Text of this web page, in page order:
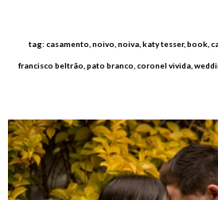
tag: casamento, noivo, noiva, katy tesser, book,
francisco beltrão, pato branco, coronel vivida,